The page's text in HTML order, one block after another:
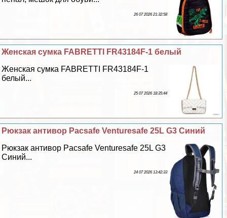
26 07 2026 21:32:58
Женская сумка FABRETTI FR43184F-1 белый
Женская сумка FABRETTI FR43184F-1
белый...
25 07 2026 18:35:44
Рюкзак антивор Pacsafe Venturesafe 25L G3 Синий
Рюкзак антивор Pacsafe Venturesafe 25L G3
Синий...
24 07 2026 13:42:33